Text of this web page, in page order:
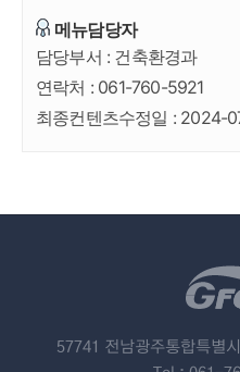
메뉴담당자
담당부서 : 건축환경과
연락처 : 061-760-5921
최종컨텐츠수정일 : 2024-
57741 전남광주통합특별